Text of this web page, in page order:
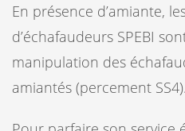
En présence d’amiante,
d’échafaudeurs SPEBI
manipulation des
amiantés (percement SS4).